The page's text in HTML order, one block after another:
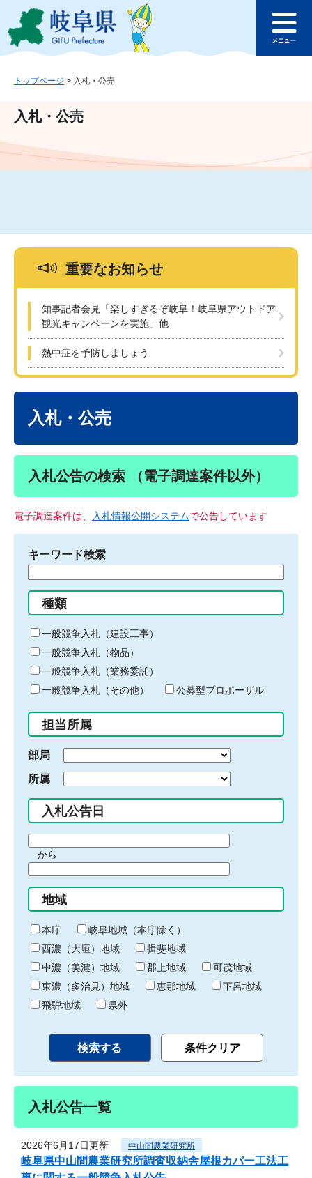
ジ
ュ
文
このページの本文へ
ュ
トップページ > 入札・公売
入札・公売
重要なお知らせ
知事記者会見「楽しすぎるぞ岐阜！岐阜県アウトドア
観光キャンペーンを実施」他
熱中症を予防しましょう
入札・公売
入札公告の検索 （電子調達案件以外）
電子調達案件は、 入札情報公開システムで公告しています
キーワード検索
る
キ
ー
ワ
ー
ド
入
力
種類
一般競争入札（建設工事）
一般競争入札（物品）
一般競争入札（業務委託）
一般競争入札（その他）
公募型プロポーザル
担当所属
部局
所属
入札公告日
間
始
り
から
間
終
わ
り
地域
本庁
岐阜地域（本庁除く）
西濃（大垣）地域
揖斐地域
中濃（美濃）地域
郡上地域
可茂地域
東濃（多治見）地域
恵那地域
下呂地域
飛騨地域
県外
入札公告一覧
2026年6月17日更新 中山間農業研究所
岐阜県中山間農業研究所調査収納舎屋根カバー工法工